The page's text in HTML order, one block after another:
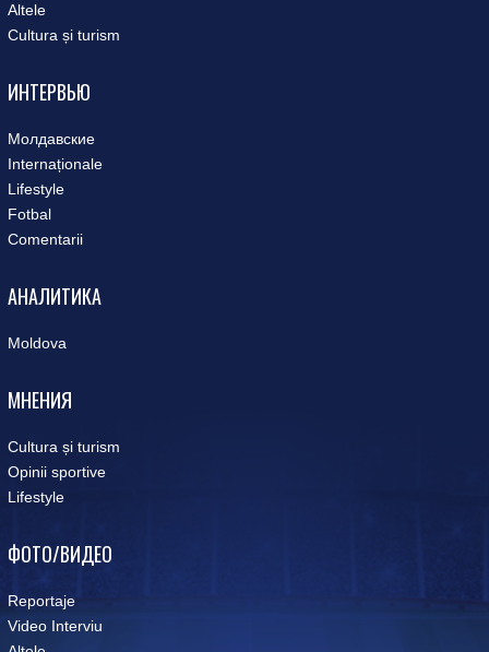
Altele
Cultura și turism
ИНТЕРВЬЮ
Молдавские
Internaționale
Lifestyle
Fotbal
Comentarii
АНАЛИТИКА
Moldova
МНЕНИЯ
Cultura și turism
Opinii sportive
Lifestyle
ФОТО/ВИДЕО
Reportaje
Video Interviu